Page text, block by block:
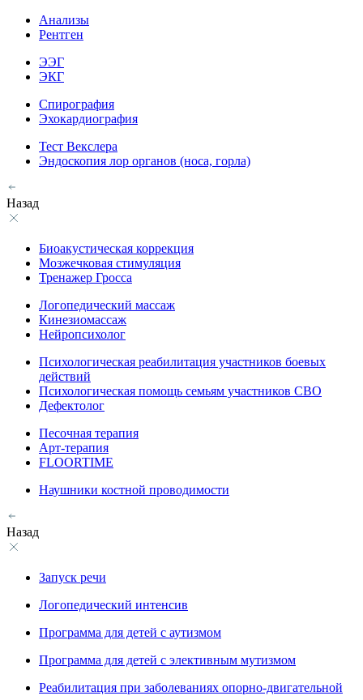
Анализы
Рентген
ЭЭГ
ЭКГ
Спирография
Эхокардиография
Тест Векслера
Эндоскопия лор органов (носа, горла)
Назад
Биоакустическая коррекция
Мозжечковая стимуляция
Тренажер Гросса
Логопедический массаж
Кинезиомассаж
Нейропсихолог
Психологическая реабилитация участников боевых
действий
Психологическая помощь семьям участников СВО
Дефектолог
Песочная терапия
Арт-терапия
FLOORTIME
Наушники костной проводимости
Назад
Запуск речи
Логопедический интенсив
Программа для детей с аутизмом
Программа для детей с элективным мутизмом
Реабилитация при заболеваниях опорно-двигательной